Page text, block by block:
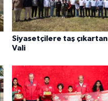
Siyasetçilere taş çıkartan
Vali